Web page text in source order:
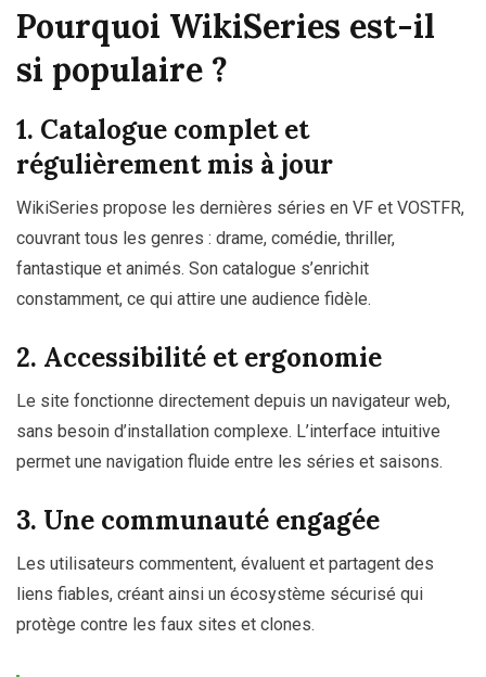
Pourquoi WikiSeries est-il
si populaire ?
1. Catalogue complet et
régulièrement mis à jour
WikiSeries propose les dernières séries en VF et VOSTFR,
couvrant tous les genres : drame, comédie, thriller,
fantastique et animés. Son catalogue s’enrichit
constamment, ce qui attire une audience fidèle.
2. Accessibilité et ergonomie
Le site fonctionne directement depuis un navigateur web,
sans besoin d’installation complexe. L’interface intuitive
permet une navigation fluide entre les séries et saisons.
3. Une communauté engagée
Les utilisateurs commentent, évaluent et partagent des
liens fiables, créant ainsi un écosystème sécurisé qui
protège contre les faux sites et clones.